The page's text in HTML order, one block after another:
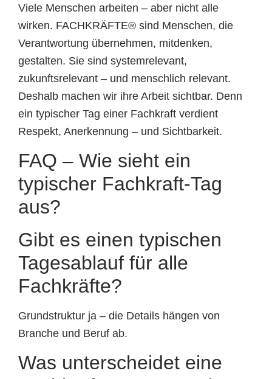
Viele Menschen arbeiten – aber nicht alle
wirken. FACHKRÄFTE® sind Menschen, die
Verantwortung übernehmen, mitdenken,
gestalten. Sie sind systemrelevant,
zukunftsrelevant – und menschlich relevant.
Deshalb machen wir ihre Arbeit sichtbar. Denn
ein typischer Tag einer Fachkraft verdient
Respekt, Anerkennung – und Sichtbarkeit.
FAQ – Wie sieht ein
typischer Fachkraft-Tag
aus?
Gibt es einen typischen
Tagesablauf für alle
Fachkräfte?
Grundstruktur ja – die Details hängen von
Branche und Beruf ab.
Was unterscheidet eine